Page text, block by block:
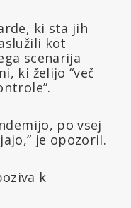
ki sta jih
kot
scenarija
ki želijo “več
po vsej
je opozoril.
k